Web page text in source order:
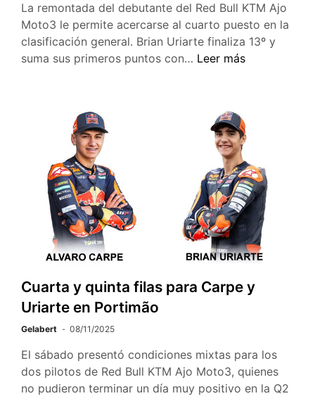
La remontada del debutante del Red Bull KTM Ajo
Moto3 le permite acercarse al cuarto puesto en la
clasificación general. Brian Uriarte finaliza 13º y
suma sus primeros puntos con… Leer más
Cuarta y quinta filas para Carpe y
Uriarte en Portimão
Gelabert 08/11/2025
El sábado presentó condiciones mixtas para los
dos pilotos de Red Bull KTM Ajo Moto3, quienes
no pudieron terminar un día muy positivo en la Q2